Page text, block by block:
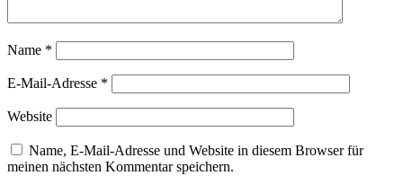
Name *
E-Mail-Adresse *
Website
Name, E-Mail-Adresse und Website in diesem Browser für
meinen nächsten Kommentar speichern.